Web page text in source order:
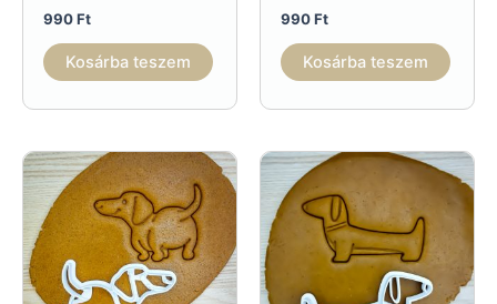
990Ft
Kosárba teszem
990Ft
Kosárba teszem